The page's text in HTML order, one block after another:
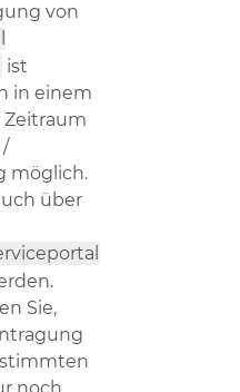
von
ist
in einem
möglich.
über
Sie,
noch